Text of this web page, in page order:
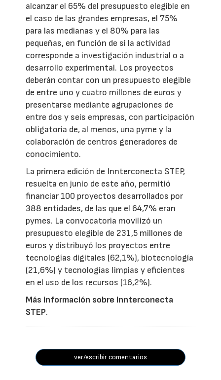
alcanzar el 65% del presupuesto elegible en
el caso de las grandes empresas, el 75%
para las medianas y el 80% para las
pequeñas, en función de si la actividad
corresponde a investigación industrial o a
desarrollo experimental. Los proyectos
deberán contar con un presupuesto elegible
de entre uno y cuatro millones de euros y
presentarse mediante agrupaciones de
entre dos y seis empresas, con participación
obligatoria de, al menos, una pyme y la
colaboración de centros generadores de
conocimiento.
La primera edición de Innterconecta STEP,
resuelta en junio de este año, permitió
financiar 100 proyectos desarrollados por
388 entidades, de las que el 64,7% eran
pymes. La convocatoria movilizó un
presupuesto elegible de 231,5 millones de
euros y distribuyó los proyectos entre
tecnologías digitales (62,1%), biotecnología
(21,6%) y tecnologías limpias y eficientes
en el uso de los recursos (16,2%).
Más información sobre Innterconecta
STEP.
ver/escribir comentarios